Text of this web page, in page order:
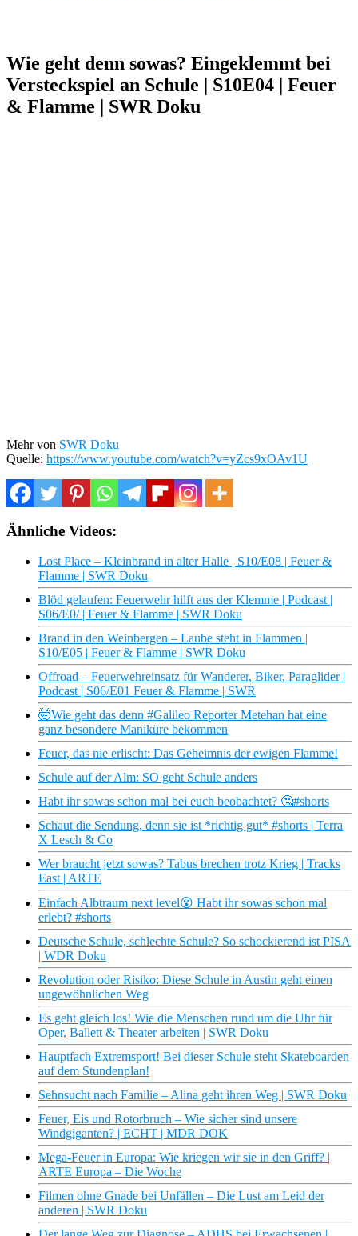
Wie geht denn sowas? Eingeklemmt bei
Versteckspiel an Schule | S10E04 | Feuer
& Flamme | SWR Doku
Mehr von SWR Doku
Quelle: https://www.youtube.com/watch?v=yZcs9xOAv1U
Ähnliche Videos:
Lost Place – Kleinbrand in alter Halle | S10/E08 | Feuer &
Flamme | SWR Doku
Blöd gelaufen: Feuerwehr hilft aus der Klemme | Podcast |
S06/E0/ | Feuer & Flamme | SWR Doku
Brand in den Weinbergen – Laube steht in Flammen |
S10/E05 | Feuer & Flamme | SWR Doku
Offroad – Feuerwehreinsatz für Wanderer, Biker, Paraglider |
Podcast | S06/E01 Feuer & Flamme | SWR
🤯Wie geht das denn #Galileo Reporter Metehan hat eine
ganz besondere Maniküre bekommen
Feuer, das nie erlischt: Das Geheimnis der ewigen Flamme!
Schule auf der Alm: SO geht Schule anders
Habt ihr sowas schon mal bei euch beobachtet? 🤔#shorts
Schaut die Sendung, denn sie ist *richtig gut* #shorts | Terra
X Lesch & Co
Wer braucht jetzt sowas? Tabus brechen trotz Krieg | Tracks
East | ARTE
Einfach Albtraum next level😵‍ Habt ihr sowas schon mal
erlebt? #shorts
Deutsche Schule, schlechte Schule? So schockierend ist PISA
| WDR Doku
Revolution oder Risiko: Diese Schule in Austin geht einen
ungewöhnlichen Weg
Es geht gleich los! Wie die Menschen rund um die Uhr für
Oper, Ballett & Theater arbeiten | SWR Doku
Hauptfach Extremsport! Bei dieser Schule steht Skateboarden
auf dem Stundenplan!
Sehnsucht nach Familie – Alina geht ihren Weg | SWR Doku
Feuer, Eis und Rotorbruch – Wie sicher sind unsere
Windgiganten? | ECHT | MDR DOK
Mega-Feuer in Europa: Wie kriegen wir sie in den Griff? |
ARTE Europa – Die Woche
Filmen ohne Gnade bei Unfällen – Die Lust am Leid der
anderen | SWR Doku